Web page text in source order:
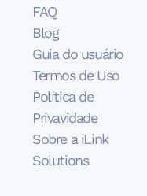
FAQ
Blog
Guia do usuário
Termos de Uso
Política de
Privavidade
Sobre a iLink
Solutions